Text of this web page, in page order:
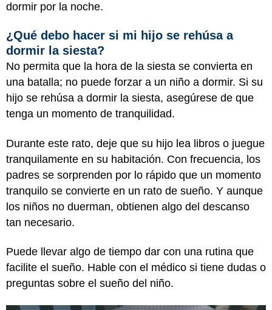
dormir por la noche.
¿Qué debo hacer si mi hijo se rehúsa a
dormir la siesta?
No permita que la hora de la siesta se convierta en
una batalla; no puede forzar a un niño a dormir. Si su
hijo se rehúsa a dormir la siesta, asegúrese de que
tenga un momento de tranquilidad.
Durante este rato, deje que su hijo lea libros o juegue
tranquilamente en su habitación. Con frecuencia, los
padres se sorprenden por lo rápido que un momento
tranquilo se convierte en un rato de sueño. Y aunque
los niños no duerman, obtienen algo del descanso
tan necesario.
Puede llevar algo de tiempo dar con una rutina que
facilite el sueño. Hable con el médico si tiene dudas o
preguntas sobre el sueño del niño.